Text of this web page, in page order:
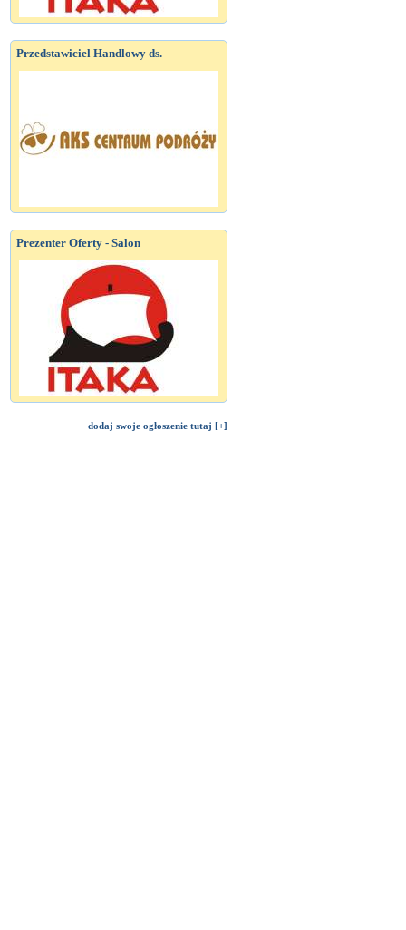
Przedstawiciel Handlowy ds.
Prezenter Oferty - Salon
dodaj swoje ogłoszenie tutaj [+]